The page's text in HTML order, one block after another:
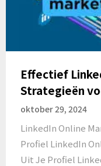
Effectief
Strategieën
oktober 29, 2024
LinkedIn Online
Profiel LinkedIn
Uit Je Profiel